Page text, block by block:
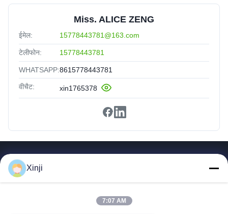
Miss. ALICE ZENG
ईमेल: 15778443781@163.com
टेलीफोन: 15778443781
WHATSAPP:8615778443781
वीचैट: xin1765378
हमारे बारे में
Xinji
7:07 AM